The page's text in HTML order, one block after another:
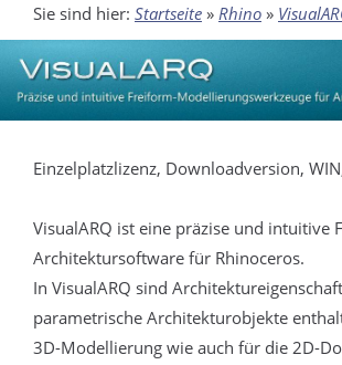
Sie sind hier: Startseite » Rhino »
Einzelplatzlizenz, Downloadversion,
VisualARQ ist eine präzise und intuitive
Architektursoftware für Rhinoceros.
In VisualARQ sind
parametrische Architekturobjekte
3D-Modellierung wie auch für die 2D-